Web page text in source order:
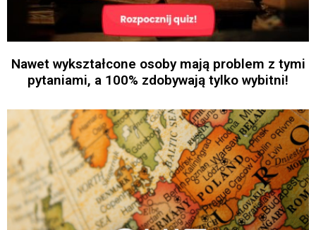
Nawet wykształcone osoby mają problem z tymi
pytaniami, a 100% zdobywają tylko wybitni!